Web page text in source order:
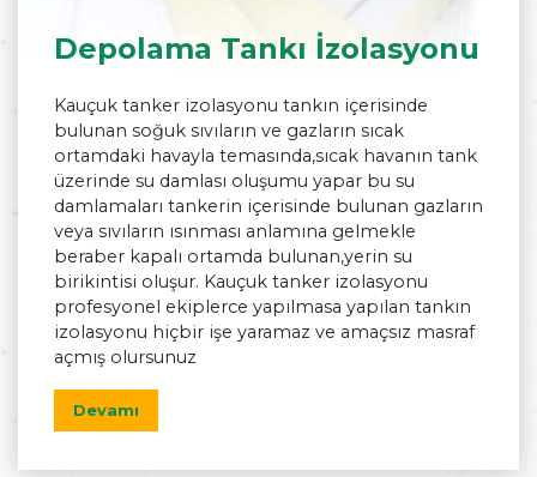
Depolama Tankı İzolasyonu
Kauçuk tanker izolasyonu tankın içerisinde
bulunan soğuk sıvıların ve gazların sıcak
ortamdaki havayla temasında,sıcak havanın tank
üzerinde su damlası oluşumu yapar bu su
damlamaları tankerin içerisinde bulunan gazların
veya sıvıların ısınması anlamına gelmekle
beraber kapalı ortamda bulunan,yerin su
birikintisi oluşur. Kauçuk tanker izolasyonu
profesyonel ekiplerce yapılmasa yapılan tankın
izolasyonu hiçbir işe yaramaz ve amaçsız masraf
açmış olursunuz
Devamı